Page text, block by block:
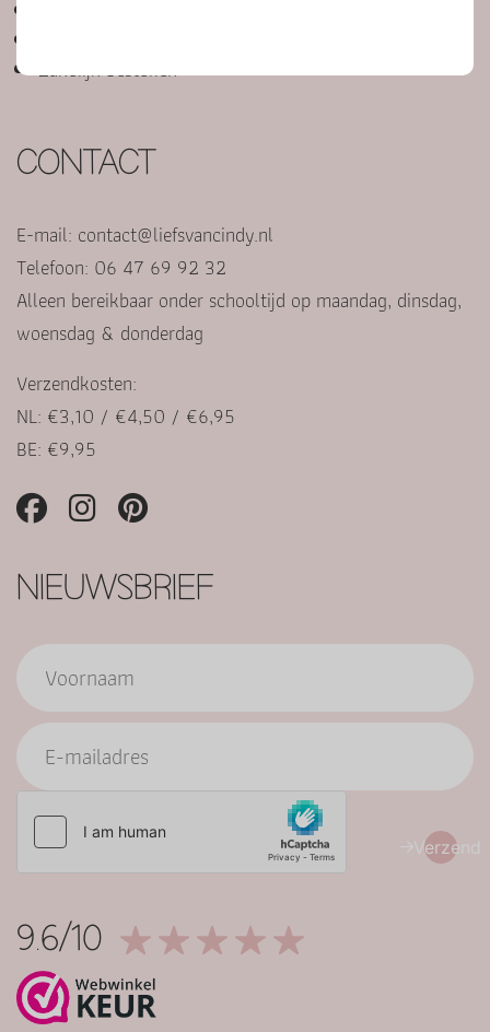
Zakelijk bestellen
CONTACT
E-mail: contact@liefsvancindy.nl
Telefoon: 06 47 69 92 32
Alleen bereikbaar onder schooltijd op maandag, dinsdag,
woensdag & donderdag
Verzendkosten:
NL: €3,10 / €4,50 / €6,95
BE: €9,95
NIEUWSBRIEF
Verzend
9.6/10